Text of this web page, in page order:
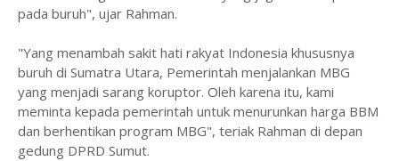
pada buruh", ujar Rahman.
"Yang menambah sakit hati rakyat Indonesia khususnya
buruh di Sumatra Utara, Pemerintah menjalankan MBG
yang menjadi sarang koruptor. Oleh karena itu, kami
meminta kepada pemerintah untuk menurunkan harga BBM
dan berhentikan program MBG", teriak Rahman di depan
gedung DPRD Sumut.